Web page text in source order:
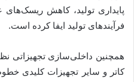
پایداری تولید، کاهش ریسک‌های
فرآیندهای تولید ایفا کرده است.
همچنین داخلی‌سازی تجهیزاتی
کاتر و سایر تجهیزات کلیدی